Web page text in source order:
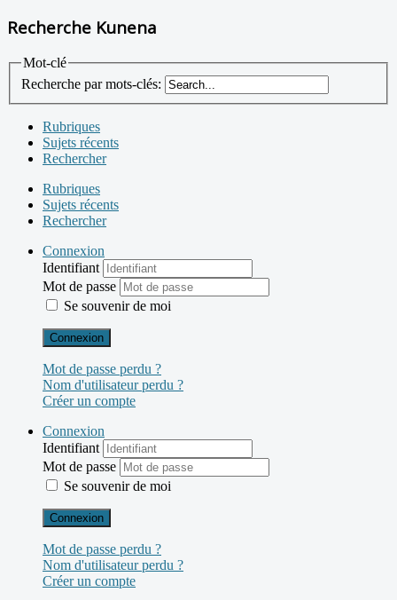
Recherche Kunena
Mot-clé
Recherche par mots-clés:
Rubriques
Sujets récents
Rechercher
Rubriques
Sujets récents
Rechercher
Connexion
Identifiant
Mot de passe
Se souvenir de moi
Connexion
Mot de passe perdu ?
Nom d'utilisateur perdu ?
Créer un compte
Connexion
Identifiant
Mot de passe
Se souvenir de moi
Connexion
Mot de passe perdu ?
Nom d'utilisateur perdu ?
Créer un compte